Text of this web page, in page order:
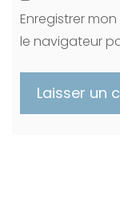
Enregistrer
le navigateur